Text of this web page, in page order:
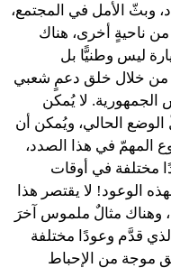
وبثّ الأمل في المجتمع،
من ناحيةٍ أخرى، هناك
ليس وطنيًّا بل
من خلال خلق دعمٍ شعبي
لا يُمكن
الحالي، ويُمكن أن
المهمّ في هذا الصدد،
مختلفة في أوقات
الوعود! لا يقتصر هذا
وهناك مثالٌ ملموس آخرَ
قدَّم وعودًا مختلفة
موجة من الإحباط